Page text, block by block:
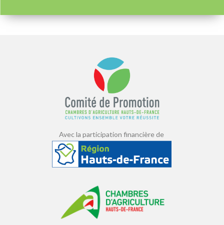
Avec la participation financière de